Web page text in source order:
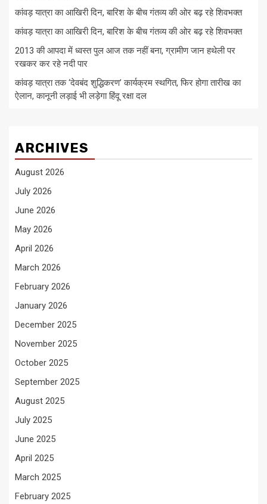
कांवड़ यात्रा का आखिरी दिन, बारिश के बीच गंतव्य की ओर बढ़ रहे शिवभक्त
कांवड़ यात्रा का आखिरी दिन, बारिश के बीच गंतव्य की ओर बढ़ रहे शिवभक्त
2013 की आपदा में ध्वस्त पुल आज तक नहीं बना, ग्रामीण जान हथेली पर
रखकर कर रहे नदी पार
कांवड़ यात्रा तक ‘देवबंद शुद्धिकरण’ कार्यक्रम स्थगित, फिर होगा तारीख का
ऐलान, कानूनी लड़ाई भी लड़ेगा हिंदू रक्षा दल
ARCHIVES
August 2026
July 2026
June 2026
May 2026
April 2026
March 2026
February 2026
January 2026
December 2025
November 2025
October 2025
September 2025
August 2025
July 2025
June 2025
April 2025
March 2025
February 2025